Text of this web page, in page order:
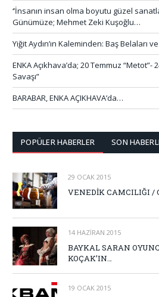
‘’İnsanın insan olma boyutu güzel
Günümüze; Mehmet Zeki Kuşoğlu…
Yiğit Aydın’ın Kaleminden: Baş Belaları
ENKA Açıkhava’da; 20 Temmuz “Metot”-
Savaşı”
BARABAR, ENKA AÇIKHAVA’da…
POPÜLER HABERLER SON
29 OCAK 2015
VENEDİK CAMCILIĞI /
14 HAZIRAN 2015
BAYKAL SARAN
KOÇAK’IN…
19 OCAK 2015